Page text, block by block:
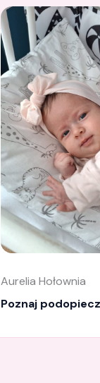
Aurelia Hołownia
Poznaj